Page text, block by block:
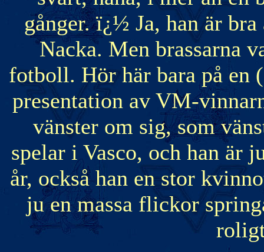
gånger. ï¿½ Ja, han är
Nacka. Men brassarna
fotboll. Hör här bara på en
presentation av VM-
vänster om sig, som
spelar i Vasco, och han är
år, också han en stor
ju en massa flickor